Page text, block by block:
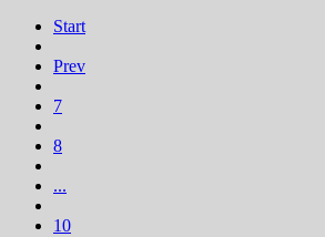
Start
Prev
7
8
...
10